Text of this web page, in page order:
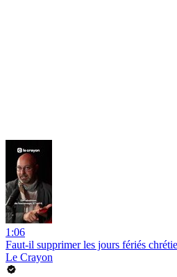
1:06
Faut-il supprimer les jours fériés
Le Crayon